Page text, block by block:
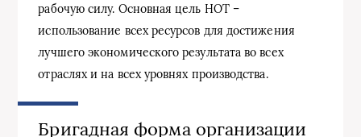
рабочую силу. Основная цель НОТ –
использование всех ресурсов для достижения
лучшего экономического результата во всех
отраслях и на всех уровнях производства.
Бригадная форма организации